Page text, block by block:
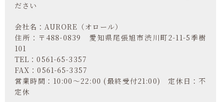
ださい
会社名：AURORE（オロール）
住所：〒488-0839 愛知県尾張旭市渋川町2-11-5季樹
101
TEL：0561-65-3357
FAX：0561-65-3357
営業時間：10:00～22:00 (最終受付21:00) 定休日：不
定休